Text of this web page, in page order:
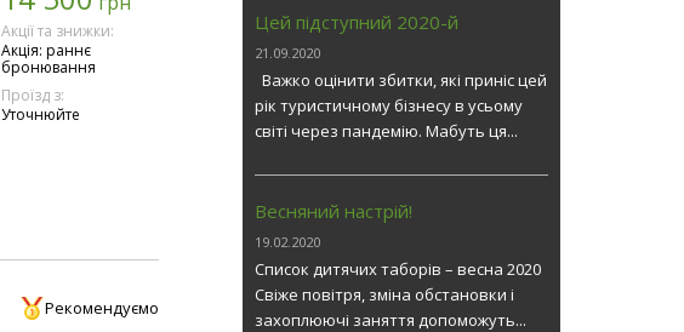
Акції та знижки:
Акція: раннє
бронювання
Проїзд з:
Уточнюйте
Рекомендуємо
Цей підступний 2020-й
21.09.2020
Важко оцінити збитки, які приніс цей
рік туристичному бізнесу в усьому
світі через пандемію. Мабуть ця...
Весняний настрій!
19.02.2020
Список дитячих таборів – весна 2020
Свіже повітря, зміна обстановки і
захоплюючі заняття допоможуть...